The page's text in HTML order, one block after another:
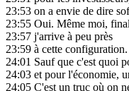
23:53 on a envie de dire
23:55 Oui. Même moi,
23:57 j'arrive à peu près
23:59 à cette configuration.
24:01 Sauf que c'est quoi
24:03 et pour l'économie,
24:05 C'est un truc où on